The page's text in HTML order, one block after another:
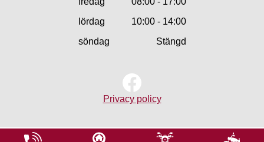
lördag
10:00 - 14:00
söndag
Stängd
Privacy policy